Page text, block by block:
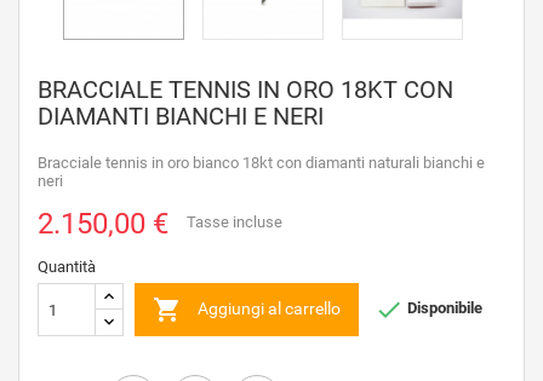
BRACCIALE TENNIS IN ORO 18KT CON
DIAMANTI BIANCHI E NERI
Bracciale tennis in oro bianco 18kt con diamanti naturali bianchi e
neri
2.150,00 € Tasse incluse
Quantità
 Aggiungi al carrello  Disponibile